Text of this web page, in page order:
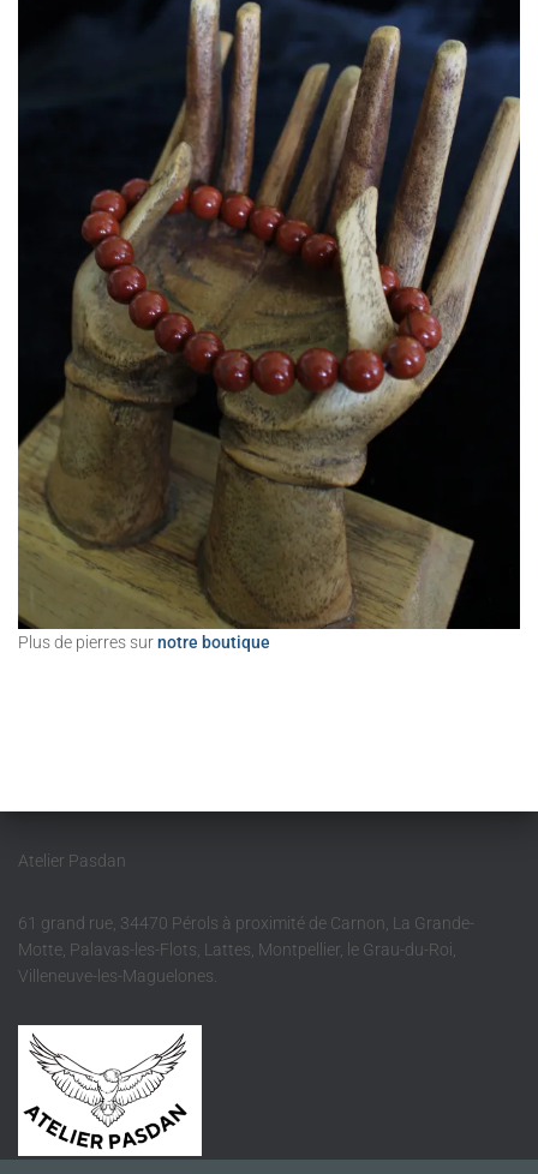
Plus de pierres surnotre boutique
Atelier Pasdan
61 grand rue, 34470 Pérols à proximité de Carnon, La Grande-
Motte, Palavas-les-Flots, Lattes, Montpellier, le Grau-du-Roi,
Villeneuve-les-Maguelones.